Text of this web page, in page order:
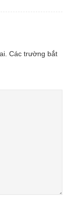
Các trường bắt